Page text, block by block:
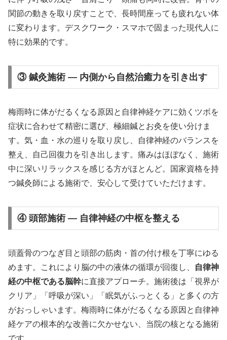
関節の動きを取り戻すことで、長時間座っても疲れない体
に変わります。デスクワーク・スマホで固まった現代人に
特に効果的です。
③ 鍼灸施術 — 内側から自然治癒力を引き出す
梅雨時に体がだるくなる原因と自律神経ケアに効くツボを
症状に合わせて精密に選び、極細鍼とお灸を使い分けま
す。気・血・水の巡りを取り戻し、自律神経のバランスを
整え、自己回復力を引き出します。痛みはほぼなく、施術
中に深いリラックスを感じる方がほとんど。国家資格を持
つ鍼灸師による施術で、安心して受けていただけます。
④ 頭部施術 — 自律神経の中枢を整える
頭蓋骨のつなぎ目と頭部の筋肉・首の付け根を丁寧にゆる
めます。これにより脳の中の液体の循環が回復し、
自律神
経の中枢である脳幹に直接アプローチ。施術後は「視界が
クリア」「呼吸が深い」「眠気がふっとくる」と多くの方
がおっしゃいます。梅雨時に体がだるくなる原因と自律神
経ケアの根本的な改善に欠かせない、当院の核となる施術